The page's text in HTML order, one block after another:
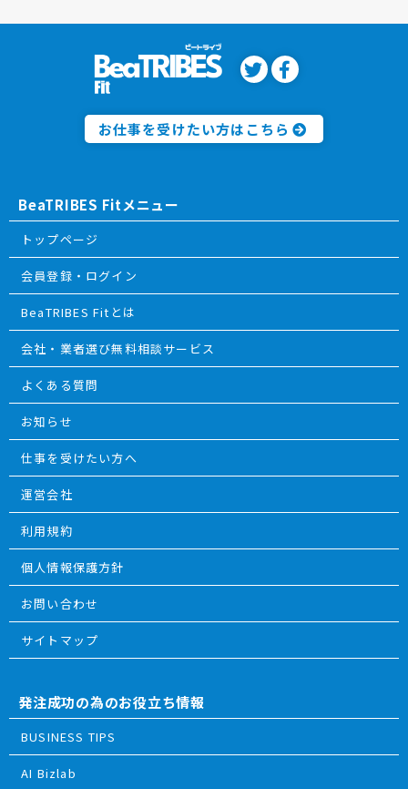
お仕事を受けたい方はこちら
BeaTRIBES Fitメニュー
トップページ
会員登録・ログイン
BeaTRIBES Fitとは
会社・業者選び無料相談サービス
よくある質問
お知らせ
仕事を受けたい方へ
運営会社
利用規約
個人情報保護方針
お問い合わせ
サイトマップ
発注成功の為のお役立ち情報
BUSINESS TIPS
AI Bizlab